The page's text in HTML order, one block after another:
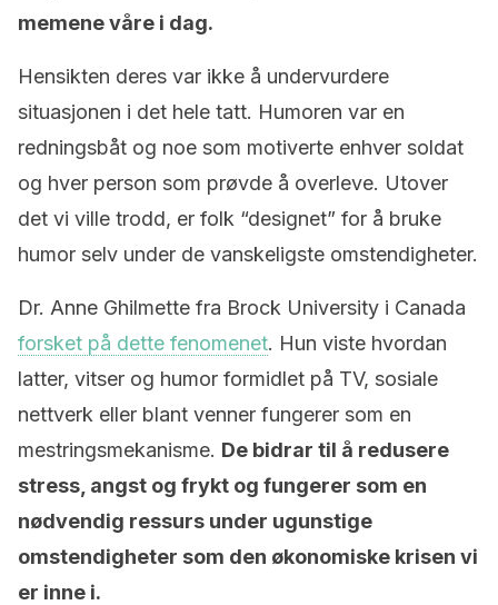
memene våre i dag.
Hensikten deres var ikke å undervurdere
situasjonen i det hele tatt. Humoren var en
redningsbåt og noe som motiverte enhver soldat
og hver person som prøvde å overleve. Utover
det vi ville trodd, er folk “designet” for å bruke
humor selv under de vanskeligste omstendigheter.
Dr. Anne Ghilmette fra Brock University i Canada
forsket på dette fenomenet. Hun viste hvordan
latter, vitser og humor formidlet på TV, sosiale
nettverk eller blant venner fungerer som en
mestringsmekanisme. De bidrar til å redusere
stress, angst og frykt og fungerer som en
nødvendig ressurs under ugunstige
omstendigheter som den økonomiske krisen vi
er inne i.